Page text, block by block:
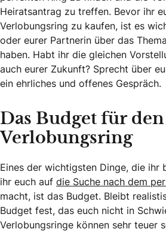
Heiratsantrag zu treffen. Bevor ihr
Verlobungsring zu kaufen, ist es
oder eurer Partnerin über das
haben. Habt ihr die gleichen
auch eurer Zukunft? Sprecht über
ein ehrliches und offenes Gespräch.
Das Budget für den
Verlobungsring
Eines der wichtigsten Dinge, die ihr
ihr euch auf die Suche nach dem
macht, ist das Budget. Bleibt
Budget fest, das euch nicht in
Verlobungsringe können sehr teuer